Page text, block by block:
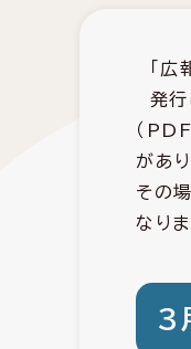
「広
発行
（
があり
その
なりま
3